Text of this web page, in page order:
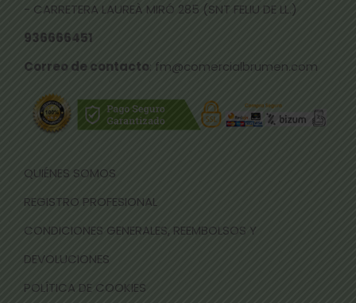
- CARRETERA LAUREÀ MIRÓ 285 (SNT FELIU DE LL.)
936666451
Correo de contacto: fm@comercialbrumen.com
QUIÉNES SOMOS
REGISTRO PROFESIONAL
CONDICIONES GENERALES, REEMBOLSOS Y
DEVOLUCIONES
POLÍTICA DE COOKIES